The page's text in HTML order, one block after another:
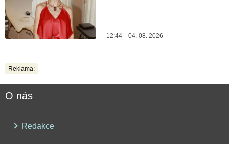
12:44 04. 08. 2026
Reklama:
O nás
Redakce